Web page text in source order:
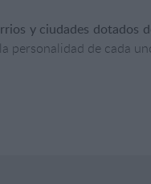
y ciudades dotados
personalidad de cada